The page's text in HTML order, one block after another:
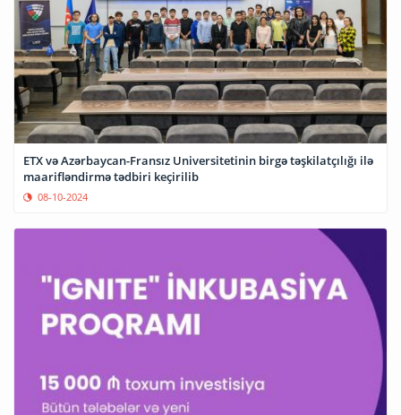
ETX və Azərbaycan-Fransız Universitetinin birgə təşkilatçılığı ilə
maarifləndirmə tədbiri keçirilib
08-10-2024